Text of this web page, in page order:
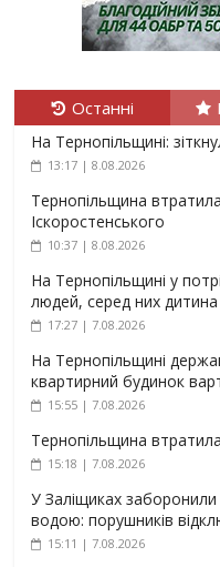
Останні
На Тернопільщині:
13:17 | 8.08.2026
Тернопільщина
Іскоростенського
10:37 | 8.08.2026
На Тернопільщині у
людей, серед них дитина
17:27 | 7.08.2026
На Тернопільщині
квартирний будинок
15:55 | 7.08.2026
Тернопільщина
15:18 | 7.08.2026
У Заліщиках
водою: порушників
15:11 | 7.08.2026